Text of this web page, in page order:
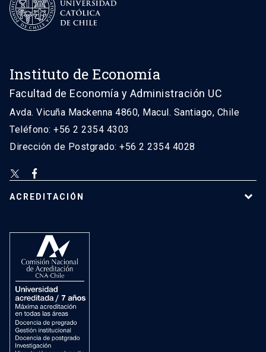
Instituto de Economía
Facultad de Economía y Administración UC
Avda. Vicuña Mackenna 4860, Macul. Santiago, Chile
Teléfono: +56 2 2354 4303
Dirección de Postgrado: +56 2 2354 4028
ACREDITACIÓN